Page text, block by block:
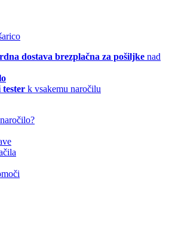
dostava brezplačna za pošiljke nad
tester k vsakemu naročilu